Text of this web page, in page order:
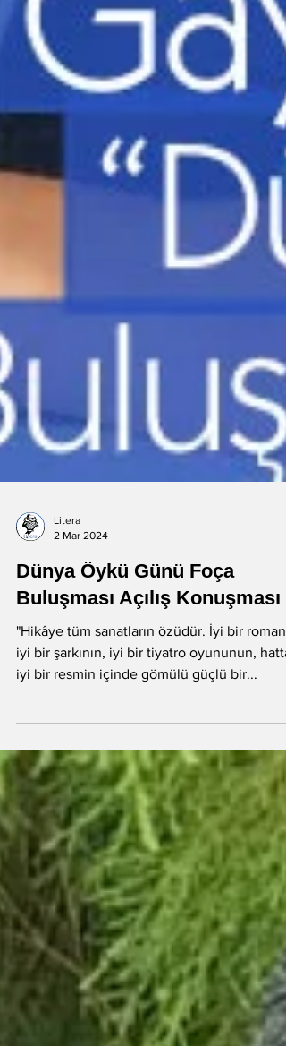
Litera
2 Mar 2024
Dünya Öykü Günü Foça
Buluşması Açılış Konuşması
"Hikâye tüm sanatların özüdür. İyi bir
iyi bir resmin içinde gömülü güçlü bir...